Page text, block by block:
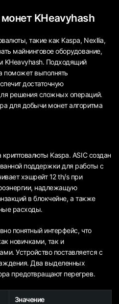
KHeavyhash
такие как Kaspa, Nexllia,
майнинговое оборудование,
KHeavyhash. Подходящий
поможет выполнять
достаточную
решения сложных операций.
для добычи монет алгоритма
Kaspa. ASIC создан
поддержки для работы с
хэшрейт 12 th/s при
надлежащую
в блокчейне, а также
расходы.
понятный интерфейс, что
новичками, так и
Устройство поставляется с
Два выделенных
предотвращают перегрев.
Значение